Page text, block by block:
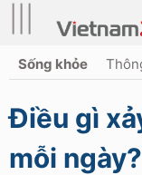
Sống khỏe
Điều gì
mỗi ngày?